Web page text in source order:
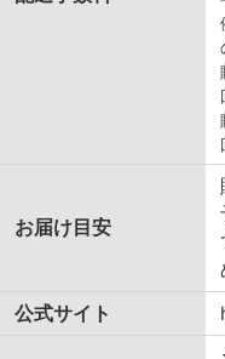
お届け目安
公式サイト